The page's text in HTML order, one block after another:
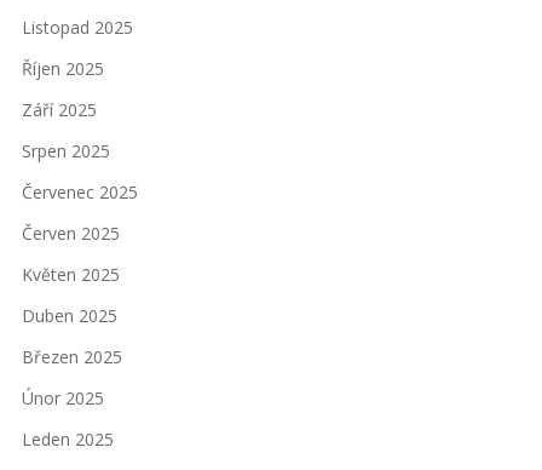
Listopad 2025
Říjen 2025
Září 2025
Srpen 2025
Červenec 2025
Červen 2025
Květen 2025
Duben 2025
Březen 2025
Únor 2025
Leden 2025